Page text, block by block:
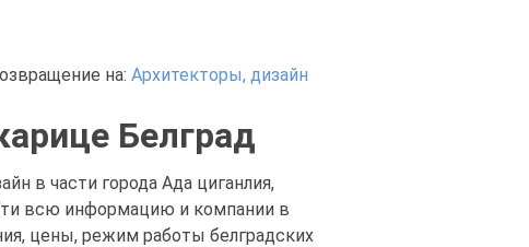
на: Архитекторы, дизайн
Белград
в части города Ада циганлия,
всю информацию и компании в
цены, режим работы белградских